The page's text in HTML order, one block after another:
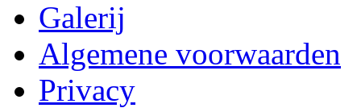
Galerij
Algemene voorwaarden
Privacy